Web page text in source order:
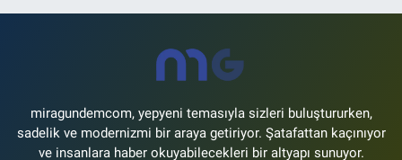
Gün Eczanesi
Yol Tarifi Al
miragundemcom, yepyeni temasıyla sizleri buluştururken,
sadelik ve modernizmi bir araya getiriyor. Şatafattan kaçınıyor
ve insanlara haber okuyabilecekleri bir altyapı sunuyor.